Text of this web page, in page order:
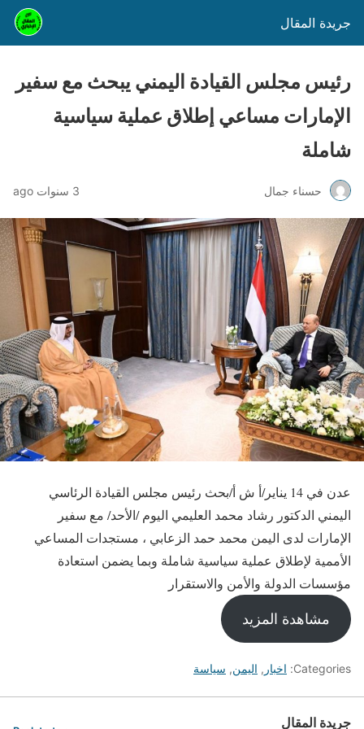
جريدة المقال
رئيس مجلس القيادة اليمني يبحث مع سفير
الإمارات مساعي إطلاق عملية سياسية
شاملة
حسناء جمال 3 سنوات ago
عدن في 14 يناير/أ ش أ/بحث رئيس مجلس القيادة الرئاسي
اليمني الدكتور رشاد محمد العليمي اليوم /الأحد/ مع سفير
الإمارات لدى اليمن محمد حمد الزعابي ، مستجدات المساعي
الأممية لإطلاق عملية سياسية شاملة وبما يضمن استعادة
مؤسسات الدولة والأمن والاستقرار
مشاهدة المزيد
Categories: اخبار , اليمن, سياسة
جريدة المقال